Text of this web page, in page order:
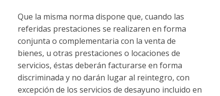
Que la misma norma dispone que, cuando las
referidas prestaciones se realizaren en forma
conjunta o complementaria con la venta de
bienes, u otras prestaciones o locaciones de
servicios, éstas deberán facturarse en forma
discriminada y no darán lugar al reintegro, con
excepción de los servicios de desayuno incluido en